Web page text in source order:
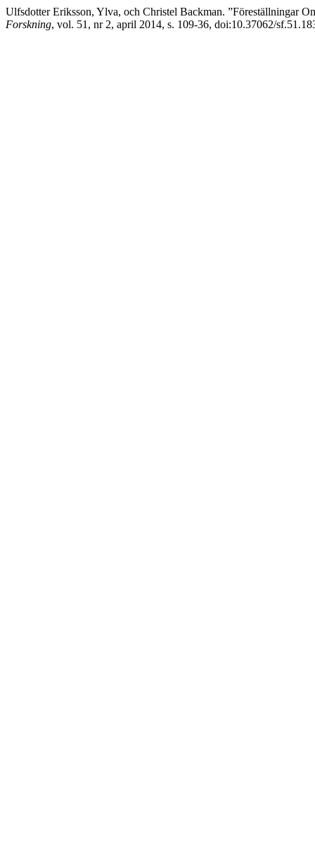
Ulfsdotter Eriksson, Ylva, och Christel Backman. ”Föreställningar
Forskning, vol. 51, nr 2, april 2014, s. 109-36, doi:10.37062/